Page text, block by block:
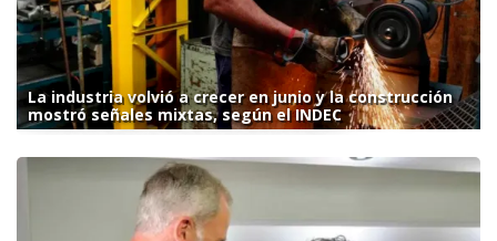
La industria volvió a crecer en junio y la construcción
mostró señales mixtas, según el INDEC